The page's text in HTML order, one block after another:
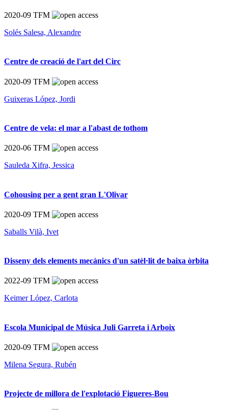
2020-09 TFM
Solés Salesa, Alexandre
Centre de creació de l'art del Circ
2020-09 TFM
Guixeras López, Jordi
Centre de vela: el mar a l'abast de tothom
2020-06 TFM
Sauleda Xifra, Jessica
Cohousing per a gent gran L'Olivar
2020-09 TFM
Saballs Vilà, Ivet
Disseny dels elements mecànics d'un satèl·lit de baixa òrbita
2022-09 TFM
Keimer López, Carlota
Escola Municipal de Música Juli Garreta i Arboix
2020-09 TFM
Milena Segura, Rubén
Projecte de millora de l'explotació Figueres-Bou